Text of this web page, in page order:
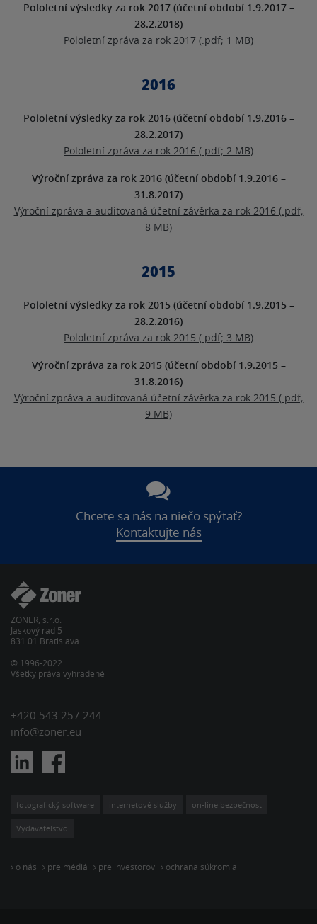
Pololetní výsledky za rok 2017 (účetní období 1.9.2017 –
28.2.2018)
Pololetní zpráva za rok 2017 (.pdf; 1 MB)
2016
Pololetní výsledky za rok 2016 (účetní období 1.9.2016 –
28.2.2017)
Pololetní zpráva za rok 2016 (.pdf; 2 MB)
Výroční zpráva za rok 2016 (účetní období 1.9.2016 –
31.8.2017)
Výroční zpráva a auditovaná účetní závěrka za rok 2016 (.pdf;
8 MB)
2015
Pololetní výsledky za rok 2015 (účetní období 1.9.2015 –
28.2.2016)
Pololetní zpráva za rok 2015 (.pdf; 3 MB)
Výroční zpráva za rok 2015 (účetní období 1.9.2015 –
31.8.2016)
Výroční zpráva a auditovaná účetní závěrka za rok 2015 (.pdf;
9 MB)
Chcete sa nás na niečo spýtať?
Kontaktujte nás
ZONER, s.r.o.
Jaskový rad 5
831 01 Bratislava
© 1996-2022
Všetky práva vyhradené
+420 543 257 244
info@zoner.eu
fotografický software internetové služby on-line bezpečnost
Vydavateľstvo
o nás pre médiá pre investorov ochrana súkromia